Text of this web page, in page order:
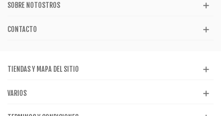
SOBRE NOTOSTROS
CONTACTO
TIENDAS Y MAPA DEL SITIO
VARIOS